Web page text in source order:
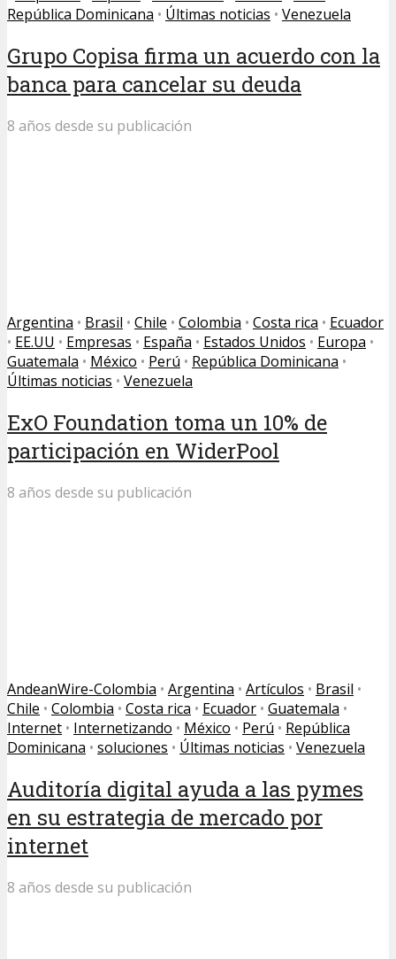
República Dominicana • Últimas noticias • Venezuela
Grupo Copisa firma un acuerdo con la
banca para cancelar su deuda
8 años desde su publicación
Argentina • Brasil • Chile • Colombia • Costa rica • Ecuador
• EE.UU • Empresas • España • Estados Unidos • Europa •
Guatemala • México • Perú • República Dominicana •
Últimas noticias • Venezuela
ExO Foundation toma un 10% de
participación en WiderPool
8 años desde su publicación
AndeanWire-Colombia • Argentina • Artículos • Brasil •
Chile • Colombia • Costa rica • Ecuador • Guatemala •
Internet • Internetizando • México • Perú • República
Dominicana • soluciones • Últimas noticias • Venezuela
Auditoría digital ayuda a las pymes
en su estrategia de mercado por
internet
8 años desde su publicación